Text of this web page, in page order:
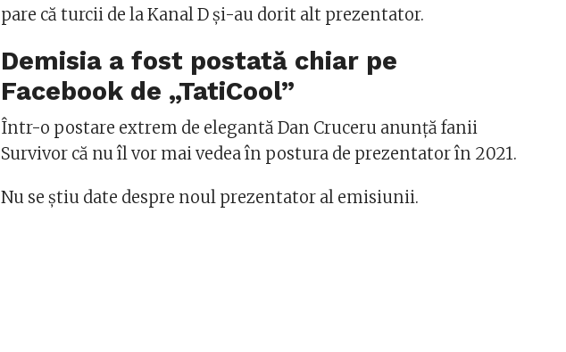
pare că turcii de la Kanal D și-au dorit alt prezentator.
Demisia a fost postată chiar pe
Facebook de „TatiCool”
Într-o postare extrem de elegantă Dan Cruceru anunță fanii
Survivor că nu îl vor mai vedea în postura de prezentator în 2021.
Nu se știu date despre noul prezentator al emisiunii.